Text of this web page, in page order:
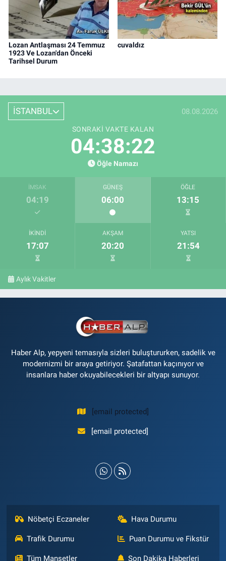
Lozan Antlaşması 24 Temmuz
1923 Ve Lozan'dan Önceki
Tarihsel Durum
cuvaldız
İSTANBUL 08.08.2026
SONRAKI VAKTE KALAN
04:38:21
Öğle Namazı
İMSAK
04:19
GÜNEŞ
06:00
ÖĞLE
13:15
İKINDI
17:07
AKŞAM
20:20
YATSI
21:54
Aylık Vakitler
Haber Alp, yepyeni temasıyla sizleri buluştururken, sadelik ve
modernizmi bir araya getiriyor. Şatafattan kaçınıyor ve
insanlara haber okuyabilecekleri bir altyapı sunuyor.
[email protected]
[email protected]
Nöbetçi Eczaneler Hava Durumu
Trafik Durumu Puan Durumu ve Fikstür
Tüm Manşetler Son Dakika Haberleri